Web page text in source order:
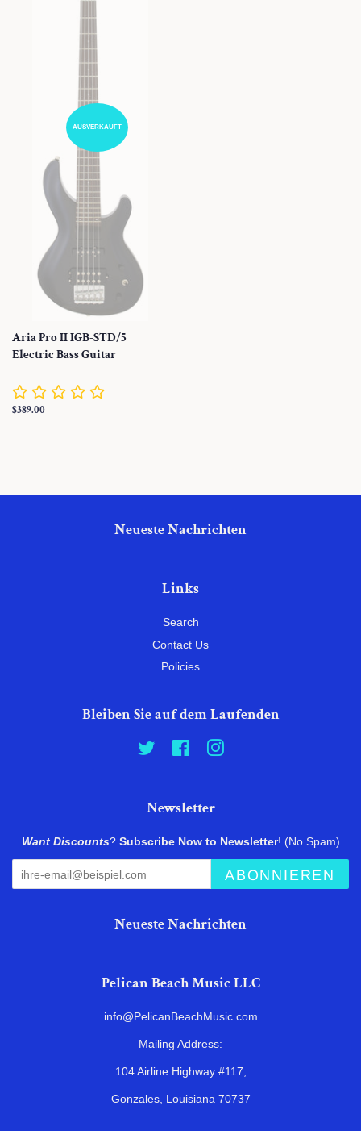
AUSVERKAUFT
Aria Pro II IGB-STD/5
Electric Bass Guitar
Normaler
$389.00
Neueste Nachrichten
Links
Search
Contact Us
Policies
Bleiben Sie auf dem Laufenden
Twitter FacebookInstagram
Newsletter
Want Discounts? Subscribe Now to Newsletter! (No Spam)
ABONNIEREN
Neueste Nachrichten
Pelican Beach Music LLC
info@PelicanBeachMusic.com
Mailing Address:
104 Airline Highway #117,
Gonzales, Louisiana 70737